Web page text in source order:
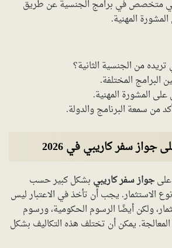
متخصص في برامج الجنسية عن طريق
المهنية.
تريده من الجنسية الثانية؟
البرامج المختلفة.
المشورة المهنية.
من سمعة البرنامج والدولة.
سفر كاريبي في 2026
جواز سفر كاريبي بشكل كبير حسب
الاستثمار. يجب أن تأخذ في الاعتبار ليس
ولكن أيضًا الرسوم الحكومية، ورسوم
المعالجة. يمكن أن تختلف هذه التكاليف بشكل